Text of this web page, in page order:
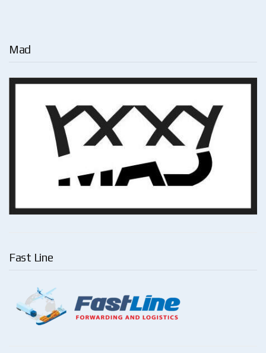
Mad
Fast Line